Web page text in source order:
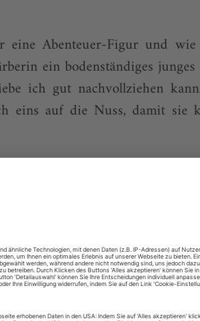
Abenteuer-Figur und
ein bodenständiges junges
ich gut nachvollziehen
eins auf die Nuss, damit sie
dass Sie die Kaiserin ganz
singen, und mit meinen 51
Die Brünnhilden und
waren praktisch schon